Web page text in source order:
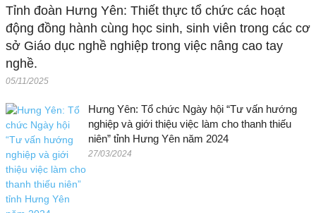
Tỉnh đoàn Hưng Yên: Thiết thực tổ chức các hoạt
động đồng hành cùng học sinh, sinh viên trong các cơ
sở Giáo dục nghề nghiệp trong việc nâng cao tay
nghề.
05/11/2025
Hưng Yên: Tổ chức Ngày hội “Tư vấn hướng
nghiệp và giới thiệu việc làm cho thanh thiếu
niên” tỉnh Hưng Yên năm 2024
27/03/2024